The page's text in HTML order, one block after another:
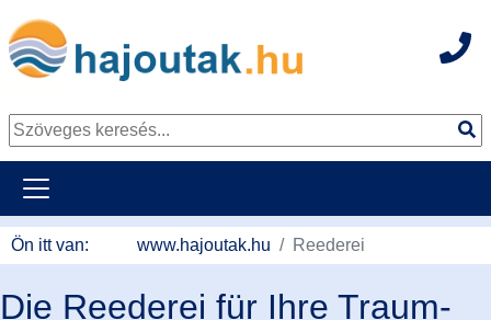
Ön itt van: www.hajoutak.hu Reederei
Die Reederei für Ihre Traum-